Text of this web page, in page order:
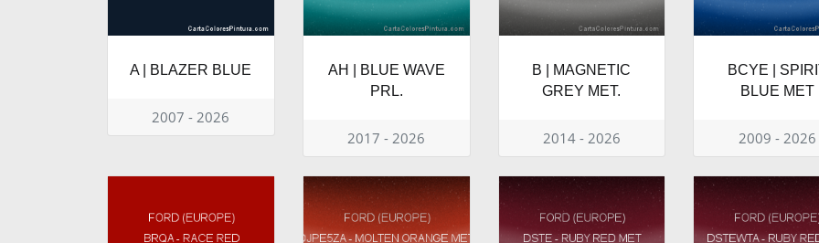
A | BLAZER BLUE
2007 - 2026
AH | BLUE WAVE
PRL.
2017 - 2026
B | MAGNETIC
GREY MET.
2014 - 2026
BCYE |
BLUE MET
2009 - 2026